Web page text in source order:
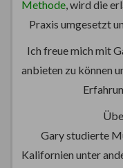
Methode, wird die
Praxis umgesetzt
Ich freue mich mit
anbieten zu können
Gary studierte
Kalifornien unter